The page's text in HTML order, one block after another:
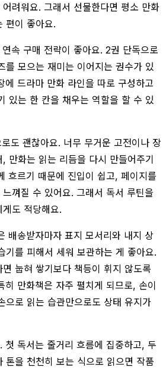
려워요. 그래서 선물한다면 평소 만화
편이 좋아요.
속 구매 전략이 좋아요. 2권 단독으로
를 모으는 재미는 이어지는 권수가 있
에 드라마 만화 라인을 따로 구성하고
있는 한 칸을 채우는 역할을 할 수 있
도 괜찮아요. 너무 무거운 고전이나 장
만화는 읽는 리듬을 다시 만들어주기
흐르기 때문에 진입이 쉽고, 페이지를
껴질 수 있어요. 그래서 독서 루틴을
도 적당해요.
배송받자마자 표지 모서리와 내지 상
기를 피해서 세워 보관하는 게 좋아요.
눕혀 쌓기보다 책등이 휘지 않도록
히 만화책은 자주 펼치게 되므로, 손이
으로 읽는 습관만으로도 상태 유지가
첫 독서는 줄거리 흐름에 집중하고, 두
톤을 천천히 보는 식으로 읽으면 작품